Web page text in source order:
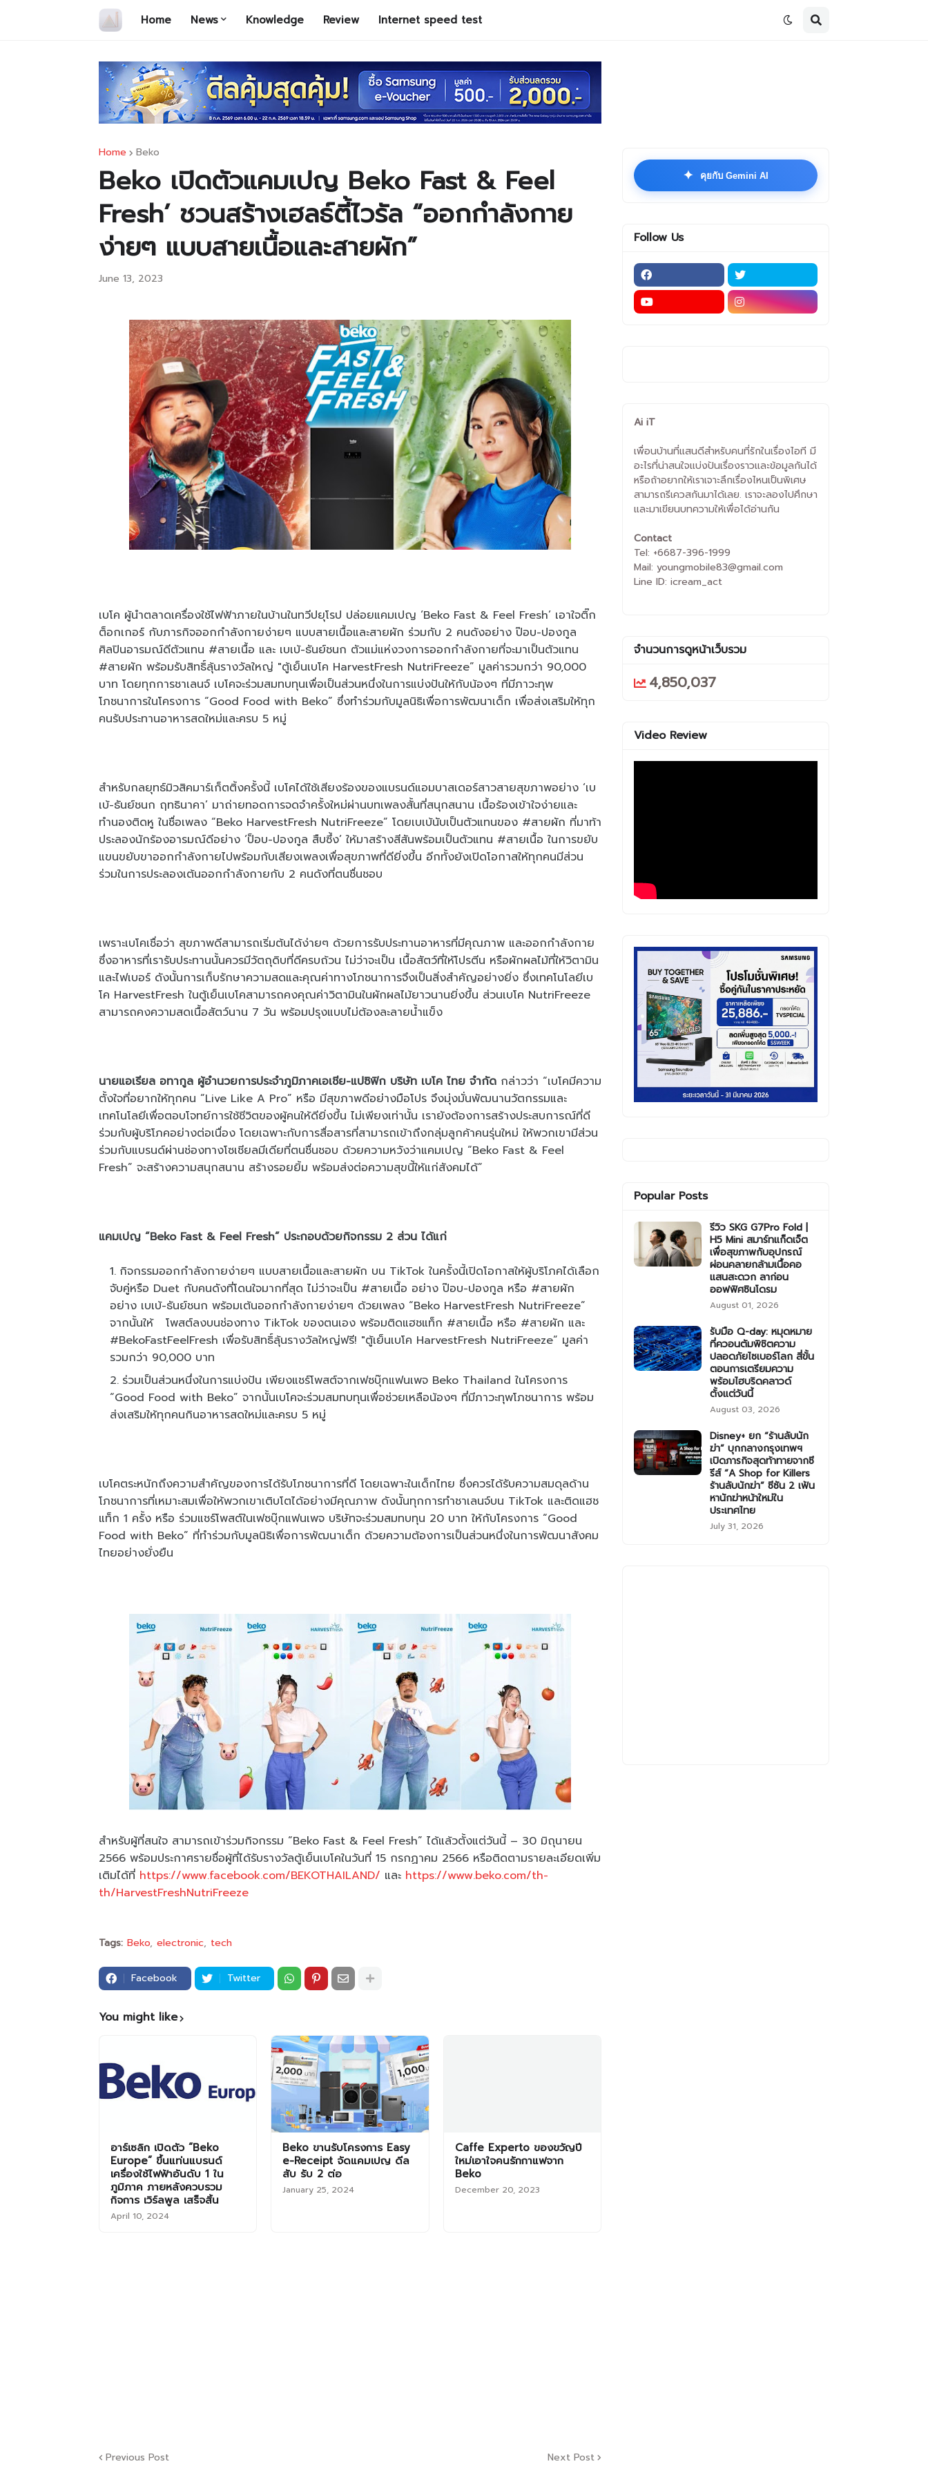
Home News Knowledge Review Internet speed test
Home Beko
Beko เปิดตัวแคมเปญ Beko Fast & Feel
Fresh’ ชวนสร้างเฮลธ์ตี้ไวรัล “ออกกำลังกาย
ง่ายๆ แบบสายเนื้อและสายผัก”
June 13, 2023
เบโค ผู้นำตลาดเครื่องใช้ไฟฟ้าภายในบ้านในทวีปยุโรป ปล่อยแคมเปญ ‘Beko Fast & Feel Fresh’ เอาใจติ๊ก
ต็อกเกอร์ กับภารกิจออกกำลังกายง่ายๆ แบบสายเนื้อและสายผัก ร่วมกับ 2 คนดังอย่าง ป๊อบ-ปองกูล
ศิลปินอารมณ์ดีตัวแทน #สายเนื้อ และ เบเบ้-ธันย์ชนก ตัวแม่แห่งวงการออกกำลังกายที่จะมาเป็นตัวแทน
#สายผัก พร้อมรับสิทธิ์ลุ้นรางวัลใหญ่ "ตู้เย็นเบโค HarvestFresh NutriFreeze” มูลค่ารวมกว่า 90,000
บาท โดยทุกการชาเลนจ์ เบโคจะร่วมสมทบทุนเพื่อเป็นส่วนหนึ่งในการแบ่งปันให้กับน้องๆ ที่มีภาวะทุพ
โภชนาการในโครงการ “Good Food with Beko” ซึ่งทำร่วมกับมูลนิธิเพื่อการพัฒนาเด็ก เพื่อส่งเสริมให้ทุก
คนรับประทานอาหารสดใหม่และครบ 5 หมู่
สำหรับกลยุทธ์มิวสิคมาร์เก็ตติ้งครั้งนี้ เบโคได้ใช้เสียงร้องของแบรนด์แอมบาสเดอร์สาวสายสุขภาพอย่าง ‘เบ
เบ้-ธันย์ชนก ฤทธินาคา’ มาถ่ายทอดการจดจำครั้งใหม่ผ่านบทเพลงสั้นที่สนุกสนาน เนื้อร้องเข้าใจง่ายและ
ทำนองติดหู ในชื่อเพลง “Beko HarvestFresh NutriFreeze” โดยเบเบ้นับเป็นตัวแทนของ #สายผัก ที่มาท้า
ประลองนักร้องอารมณ์ดีอย่าง ‘ป็อบ-ปองกูล สืบซึ้ง’ ให้มาสร้างสีสันพร้อมเป็นตัวแทน #สายเนื้อ ในการขยับ
แขนขยับขาออกกำลังกายไปพร้อมกับเสียงเพลงเพื่อสุขภาพที่ดียิ่งขึ้น อีกทั้งยังเปิดโอกาสให้ทุกคนมีส่วน
ร่วมในการประลองเต้นออกกำลังกายกับ 2 คนดังที่ตนชื่นชอบ
เพราะเบโคเชื่อว่า สุขภาพดีสามารถเริ่มต้นได้ง่ายๆ ด้วยการรับประทานอาหารที่มีคุณภาพ และออกกำลังกาย
ซึ่งอาหารที่เรารับประทานนั้นควรมีวัตถุดิบที่ดีครบถ้วน ไม่ว่าจะเป็น เนื้อสัตว์ที่ให้โปรตีน หรือผักผลไม้ที่ให้วิตามิน
และไฟเบอร์ ดังนั้นการเก็บรักษาความสดและคุณค่าทางโภชนาการจึงเป็นสิ่งสำคัญอย่างยิ่ง ซึ่งเทคโนโลยีเบ
โค HarvestFresh ในตู้เย็นเบโคสามารถคงคุณค่าวิตามินในผักผลไม้ยาวนานยิ่งขึ้น ส่วนเบโค NutriFreeze
สามารถคงความสดเนื้อสัตว์นาน 7 วัน พร้อมปรุงแบบไม่ต้องละลายน้ำแข็ง
นายแอเรียล อทากูล ผู้อำนวยการประจำภูมิภาคเอเชีย-แปซิฟิก บริษัท เบโค ไทย จำกัด กล่าวว่า “เบโคมีความ
ตั้งใจที่อยากให้ทุกคน “Live Like A Pro” หรือ มีสุขภาพดีอย่างมือโปร จึงมุ่งมั่นพัฒนานวัตกรรมและ
เทคโนโลยีเพื่อตอบโจทย์การใช้ชีวิตของผู้คนให้ดียิ่งขึ้น ไม่เพียงเท่านั้น เรายังต้องการสร้างประสบการณ์ที่ดี
ร่วมกับผู้บริโภคอย่างต่อเนื่อง โดยเฉพาะกับการสื่อสารที่สามารถเข้าถึงกลุ่มลูกค้าคนรุ่นใหม่ ให้พวกเขามีส่วน
ร่วมกับแบรนด์ผ่านช่องทางโซเชียลมีเดียที่ตนชื่นชอบ ด้วยความหวังว่าแคมเปญ “Beko Fast & Feel
Fresh” จะสร้างความสนุกสนาน สร้างรอยยิ้ม พร้อมส่งต่อความสุขนี้ให้แก่สังคมได้”
แคมเปญ “Beko Fast & Feel Fresh” ประกอบด้วยกิจกรรม 2 ส่วน ได้แก่
กิจกรรมออกกำลังกายง่ายๆ แบบสายเนื้อและสายผัก บน TikTok ในครั้งนี้เปิดโอกาสให้ผู้บริโภคได้เลือก
จับคู่หรือ Duet กับคนดังที่โดนใจมากที่สุด ไม่ว่าจะเป็น #สายเนื้อ อย่าง ป๊อบ-ปองกูล หรือ #สายผัก
อย่าง เบเบ้-ธันย์ชนก พร้อมเต้นออกกำลังกายง่ายๆ ด้วยเพลง “Beko HarvestFresh NutriFreeze”
จากนั้นให้ โพสต์ลงบนช่องทาง TikTok ของตนเอง พร้อมติดแฮชแท็ก #สายเนื้อ หรือ #สายผัก และ
#BekoFastFeelFresh เพื่อรับสิทธิ์ลุ้นรางวัลใหญ่ฟรี! "ตู้เย็นเบโค HarvestFresh NutriFreeze” มูลค่า
รวมกว่า 90,000 บาท
ร่วมเป็นส่วนหนึ่งในการแบ่งปัน เพียงแชร์โพสต์จากเฟซบุ๊กแฟนเพจ Beko Thailand ในโครงการ
“Good Food with Beko” จากนั้นเบโคจะร่วมสมทบทุนเพื่อช่วยเหลือน้องๆ ที่มีภาวะทุพโภชนาการ พร้อม
ส่งเสริมให้ทุกคนกินอาหารสดใหม่และครบ 5 หมู่
เบโคตระหนักถึงความสำคัญของการได้รับโภชนาการที่ดี โดยเฉพาะในเด็กไทย ซึ่งควรได้รับความสมดุลด้าน
โภชนาการที่เหมาะสมเพื่อให้พวกเขาเติบโตได้อย่างมีคุณภาพ ดังนั้นทุกการทำชาเลนจ์บน TikTok และติดแฮช
แท็ก 1 ครั้ง หรือ ร่วมแชร์โพสต์ในเฟซบุ๊กแฟนเพจ บริษัทจะร่วมสมทบทุน 20 บาท ให้กับโครงการ “Good
Food with Beko” ที่ทำร่วมกับมูลนิธิเพื่อการพัฒนาเด็ก ด้วยความต้องการเป็นส่วนหนึ่งในการพัฒนาสังคม
ไทยอย่างยั่งยืน
สำหรับผู้ที่สนใจ สามารถเข้าร่วมกิจกรรม “Beko Fast & Feel Fresh” ได้แล้วตั้งแต่วันนี้ – 30 มิถุนายน
2566 พร้อมประกาศรายชื่อผู้ที่ได้รับรางวัลตู้เย็นเบโคในวันที่ 15 กรกฏาคม 2566 หรือติดตามรายละเอียดเพิ่ม
เติมได้ที่ https://www.facebook.com/BEKOTHAILAND/ และ https://www.beko.com/th-
th/HarvestFreshNutriFreeze
Tags: Beko electronic tech
Facebook Twitter
You might like
อาร์เซลิก เปิดตัว “Beko
Europe” ขึ้นแท่นแบรนด์
เครื่องใช้ไฟฟ้าอันดับ 1 ใน
ภูมิภาค ภายหลังควบรวม
กิจการ เวิร์ลพูล เสร็จสิ้น
April 10, 2024
Beko ขานรับโครงการ Easy
e-Receipt จัดแคมเปญ ดีล
สับ รับ 2 ต่อ
January 25, 2024
Caffe Experto ของขวัญปี
ใหม่เอาใจคนรักกาแฟจาก
Beko
December 20, 2023
Previous Post Next Post
✦ คุยกับ Gemini AI
Follow Us
Ai iT
เพื่อนบ้านที่แสนดีสำหรับคนที่รักในเรื่องไอที มี
อะไรที่น่าสนใจแบ่งปันเรื่องราวและข้อมูลกันได้
หรือถ้าอยากให้เราเจาะลึกเรื่องไหนเป็นพิเศษ
สามารถรีเควสกันมาได้เลย. เราจะลองไปศึกษา
และมาเขียนบทความให้เพื่อได้อ่านกัน
Contact
Tel: +6687-396-1999
Mail: youngmobile83@gmail.com
Line ID: icream_act
จำนวนการดูหน้าเว็บรวม
4,850,037
Video Review
Popular Posts
รีวิว SKG G7Pro Fold |
H5 Mini สมาร์ทแก็ดเจ็ต
เพื่อสุขภาพกับอุปกรณ์
ผ่อนคลายกล้ามเนื้อคอ
แสนสะดวก ลาก่อน
ออฟฟิศซินโดรม
August 01, 2026
รับมือ Q-day: หมุดหมาย
ที่ควอนตัมพิชิตความ
ปลอดภัยไซเบอร์โลก สี่ขั้น
ตอนการเตรียมความ
พร้อมไฮบริดคลาวด์
ตั้งแต่วันนี้
August 03, 2026
Disney+ ยก “ร้านลับนัก
ฆ่า” บุกกลางกรุงเทพฯ
เปิดภารกิจสุดท้าทายจากซี
รีส์ “A Shop for Killers
ร้านลับนักฆ่า” ซีซัน 2 เฟ้น
หานักฆ่าหน้าใหม่ใน
ประเทศไทย
July 31, 2026